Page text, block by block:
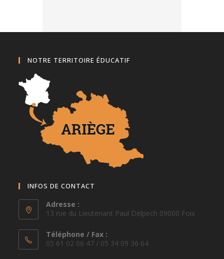
NOTRE TERRITOIRE ÉDUCATIF
INFOS DE CONTACT
Adresse :
13 rue du Lieutenant Paul Delpech 09000 Foix
Téléphone / Fax :
05 61 02 06 47 / 05 34 09 36 64